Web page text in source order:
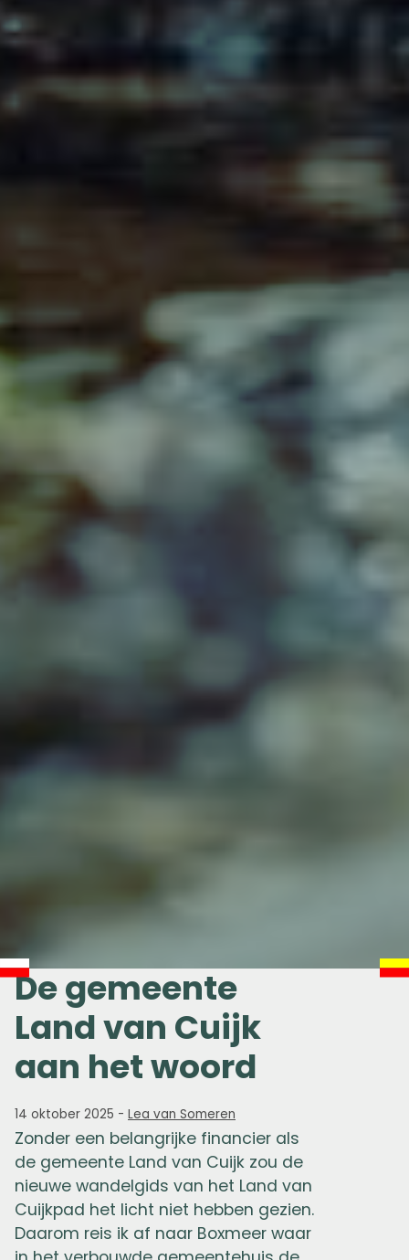
De gemeente
Land van Cuijk
aan het woord
14 oktober 2025 - Lea van Someren
Zonder een belangrijke financier als
de gemeente Land van Cuijk zou de
nieuwe wandelgids van het Land van
Cuijkpad het licht niet hebben gezien.
Daarom reis ik af naar Boxmeer waar